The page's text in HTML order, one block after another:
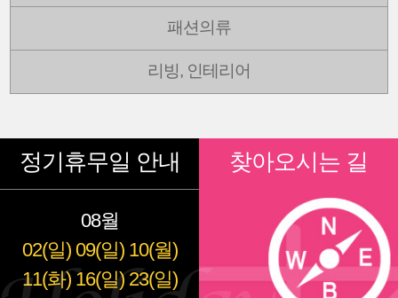
패션의류
리빙, 인테리어
정기휴무일 안내
08월
02(일) 09(일) 10(월)
11(화) 16(일) 23(일)
찾아오시는 길